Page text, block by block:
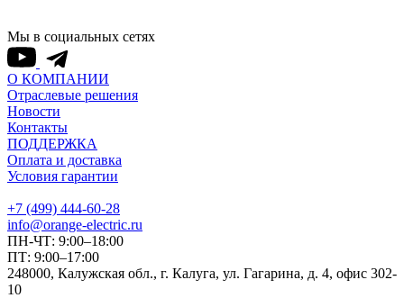
Мы в социальных сетях
О КОМПАНИИ
Отраслевые решения
Новости
Контакты
ПОДДЕРЖКА
Оплата и доставка
Условия гарантии
+7 (499) 444-60-28
info@orange-electric.ru
ПН-ЧТ: 9:00–18:00
ПТ: 9:00–17:00
248000, Калужская обл., г. Калуга, ул. Гагарина, д. 4, офис 302-
10